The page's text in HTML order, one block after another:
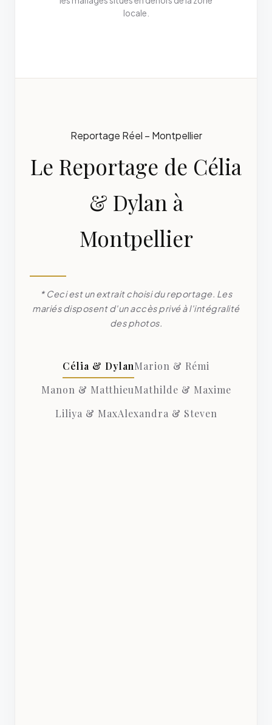
locale.
Reportage Réel – Montpellier
Le Reportage de Célia
& Dylan à
Montpellier
* Ceci est un extrait choisi du reportage. Les
mariés disposent d'un accès privé à l'intégralité
des photos.
Célia & DylanMarion & Rémi
Manon & MatthieuMathilde & Maxime
Liliya & MaxAlexandra & Steven